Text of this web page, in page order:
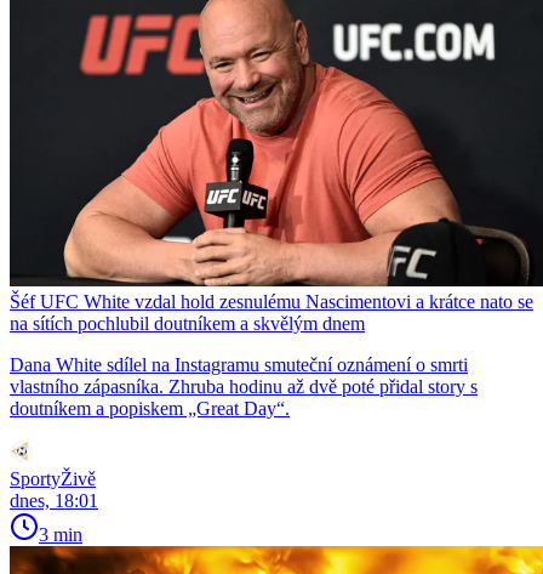
Šéf UFC White vzdal hold zesnulému Nascimentovi a krátce nato se
na sítích pochlubil doutníkem a skvělým dnem
Dana White sdílel na Instagramu smuteční oznámení o smrti
vlastního zápasníka. Zhruba hodinu až dvě poté přidal story s
doutníkem a popiskem „Great Day“.
SportyŽivě
dnes, 18:01
3 min